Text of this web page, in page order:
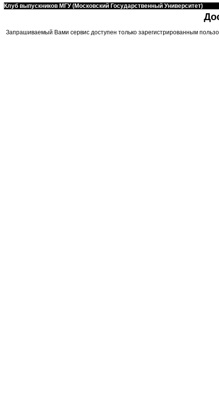
Клуб выпускников МГУ (Московский Государственный Университет)
Запрашиваемый Вами сервис доступен только зарегистрированным